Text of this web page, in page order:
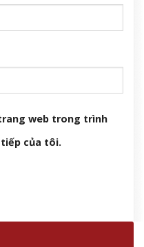
web trong trình
của tôi.